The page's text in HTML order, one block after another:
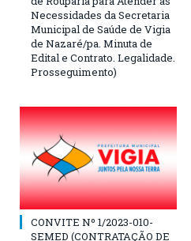
Necessidades da Secretaria
Municipal de Saúde de Vigia
de Nazaré/pa. Minuta de
Edital e Contrato. Legalidade.
Prosseguimento)
CONVITE Nº 1/2023-010-
SEMED (CONTRATAÇÃO DE